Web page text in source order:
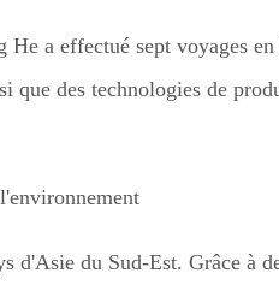
a effectué sept voyages
des technologies de
d'Asie du Sud-Est. Grâce à